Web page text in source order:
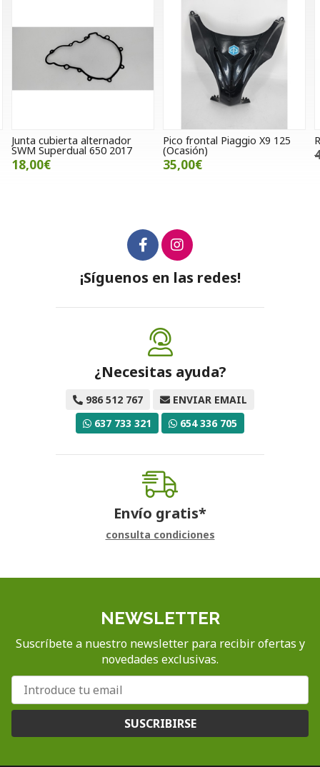
Pico frontal Piaggio X9 125
(Ocasión)
35,00€
Rotor completo Hyosung 650
428,00€
¡Síguenos en las redes!
¿Necesitas ayuda?
986 512 767
ENVIAR EMAIL
637 733 321
654 336 705
Envío gratis*
consulta condiciones
NEWSLETTER
Suscríbete a nuestro newsletter para recibir ofertas y
novedades exclusivas.
SUSCRIBIRSE